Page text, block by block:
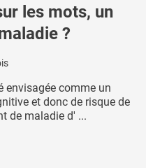
les mots, un
?
envisagée comme un
et donc de risque de
de maladie d' ...